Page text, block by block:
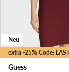
extra -25% Code:
Neu
Guess